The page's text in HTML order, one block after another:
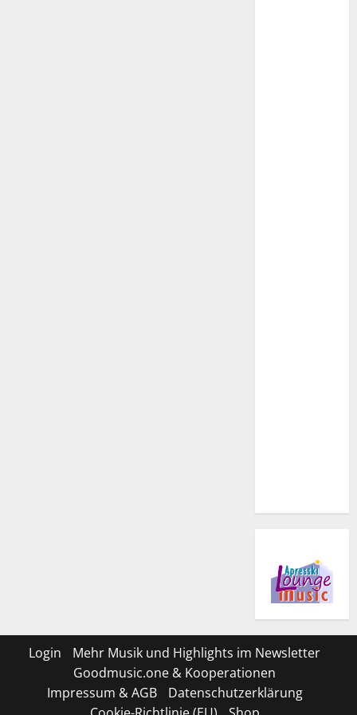
Login
Mehr Musik und Highlights im Newsletter
Goodmusic.one & Kooperationen
Impressum & AGB
Datenschutzerklärung